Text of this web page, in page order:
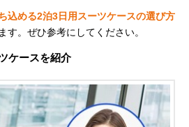
込める2泊3日用スーツケースの選び方
す。ぜひ参考にしてください。
ケースを紹介